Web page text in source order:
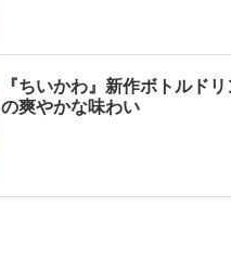
『ちいかわ』新作ボトルド
の爽やかな味わい